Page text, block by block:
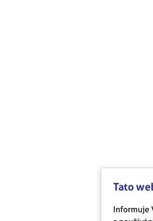
Tato
Informuje